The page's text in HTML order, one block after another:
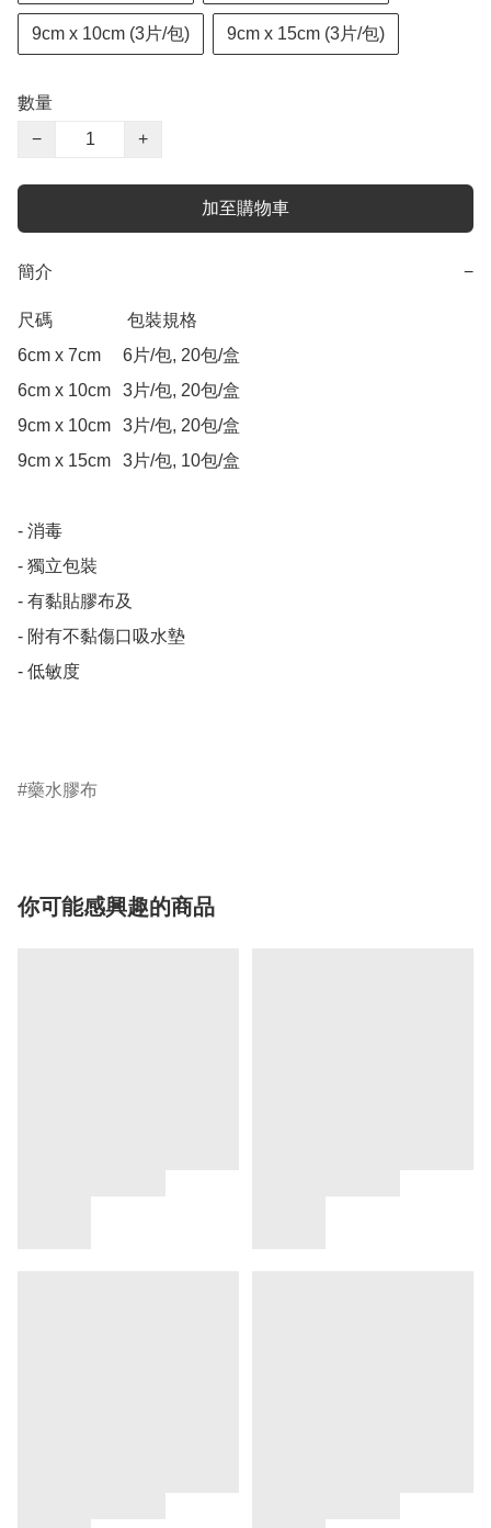
9cm x 10cm (3片/包) 9cm x 15cm (3片/包)
數量
−
+
加至購物車
簡介 −
尺碼 	             包裝規格
6cm x 7cm 	6片/包, 20包/盒
6cm x 10cm 	3片/包, 20包/盒
9cm x 10cm 	3片/包, 20包/盒
9cm x 15cm 	3片/包, 10包/盒
- 消毒
- 獨立包裝
- 有黏貼膠布及
- 附有不黏傷口吸水墊
- 低敏度
藥水膠布
你可能感興趣的商品